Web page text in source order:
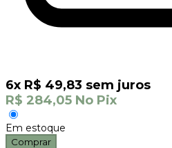
6x R$ 49,83 sem juros
R$ 284,05 No Pix
Em estoque
Comprar